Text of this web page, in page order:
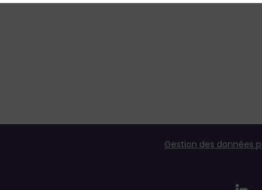
Gestion des données